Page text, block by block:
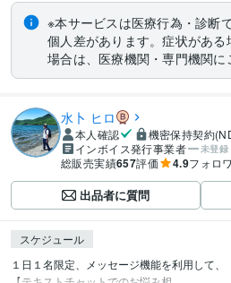
※本サービスは医療行為・診断
個人差があります。症状があ
場合は、医療機関・専門機関に
水卜 ヒロ
本人確認
機密保持契約
インボイス発行事業者
未登録
総販売実績657評価 4.9フォロ
出品者に質問
スケジュール
１日１名限定、メッセージ機能を利用して、